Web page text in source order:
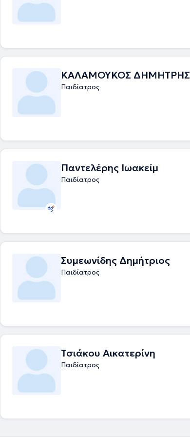
ΚΑΛΑΜΟΥΚΟΣ ΔΗΜΗΤΡΗΣ
Παιδίατρος
Παντελέρης Ιωακείμ
Παιδίατρος
Συμεωνίδης Δημήτριος
Παιδίατρος
Τσιάκου Αικατερίνη
Παιδίατρος